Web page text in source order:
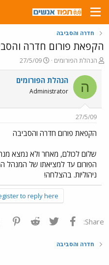
חדרה והסביבה
הקפאת פורום חדרה
פ
ו
ת
ח
ה
ו
ש
א
הנהלת הפורומים
פ
ו
ר
ם
ר
27/5/09
ה הנהלת הפורומים
Administrator
27/5/09
הקפאת פורום חדרה והסביבה
שלום לכולם, מאחר ולא נמצא
הפורום עד למציאתו של
ניהוליות. בהצלחה!
to reply here.
Share: פייסבוק Twitter
Reddit
חדרה והסביבה